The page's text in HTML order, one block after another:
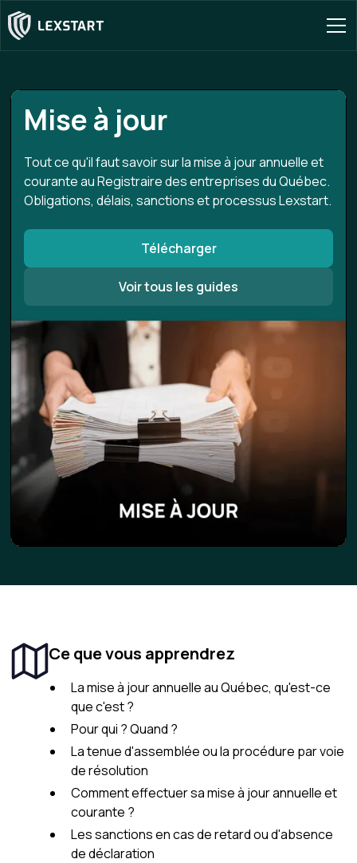
Mise à jour
Tout ce qu'il faut savoir sur la mise à jour annuelle et
courante au Registraire des entreprises du Québec.
Obligations, délais, sanctions et processus Lexstart.
Télécharger
Voir tous les guides
Ce que vous apprendrez
La mise à jour annuelle au Québec, qu'est-ce
que c'est ?
Pour qui ? Quand ?
La tenue d'assemblée ou la procédure par voie
de résolution
Comment effectuer sa mise à jour annuelle et
courante ?
Les sanctions en cas de retard ou d'absence
de déclaration